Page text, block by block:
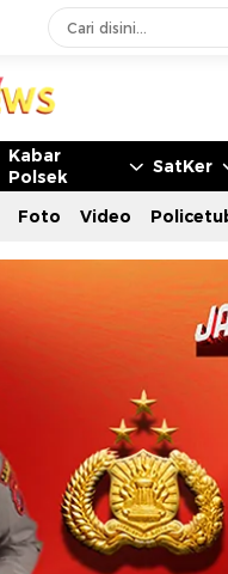
Kabar
Polsek
SatKer
Foto Video